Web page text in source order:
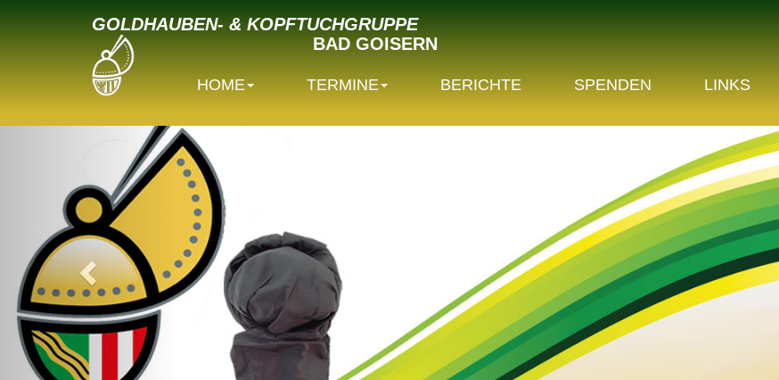
GOLDHAUBEN- & KOPFTUCHGRUPPE
BAD GOISERN
HOME TERMINE BERICHTE SPENDEN LINKS